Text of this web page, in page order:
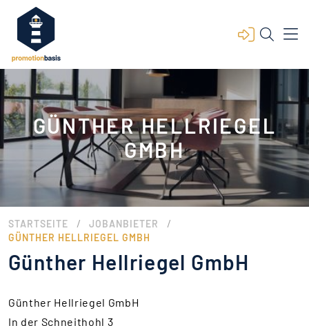
GÜNTHER HELLRIEGEL
GMBH
STARTSEITE / JOBANBIETER /
GÜNTHER HELLRIEGEL GMBH
Günther Hellriegel GmbH
Günther Hellriegel GmbH
In der Schneithohl 3